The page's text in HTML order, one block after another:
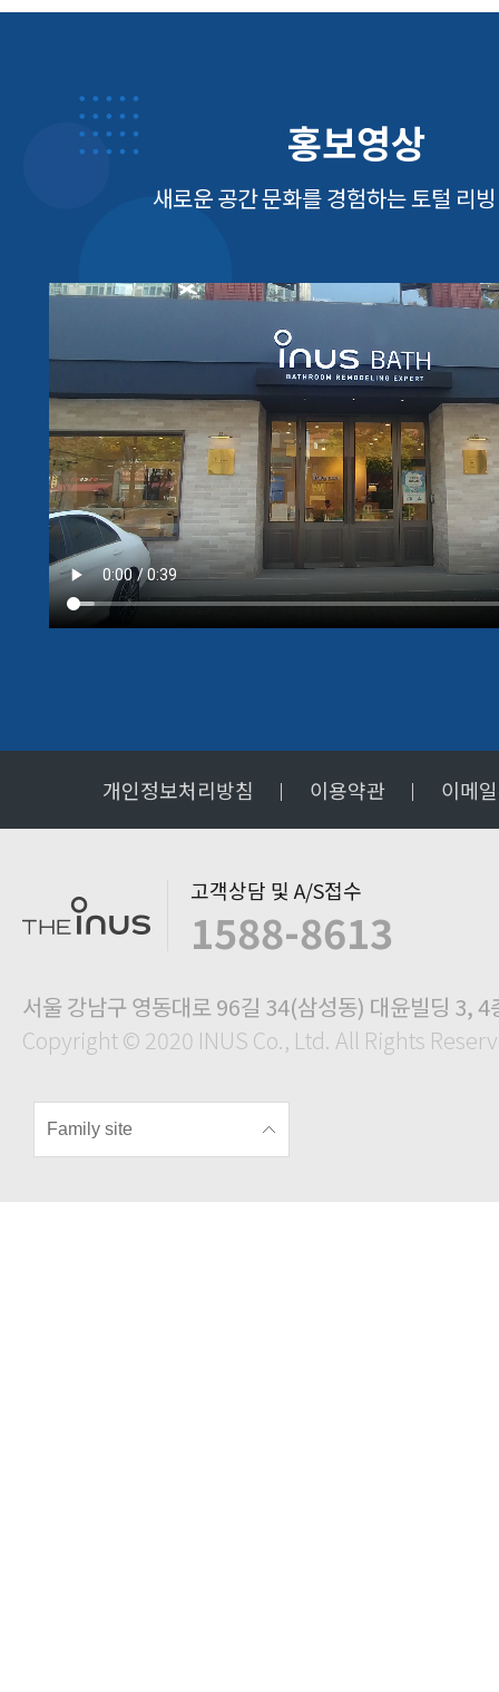
홍보영상
새로운 공간 문화를 경험하는 토털 리
개인정보처리방침 이용약관 이메
고객상담 및 A/S접수
1588-8613
서울 강남구 영동대로 96길 34(삼성동) 대윤빌딩 3, 4
Copyright © 2020 INUS Co., Ltd. All Rights
Family site